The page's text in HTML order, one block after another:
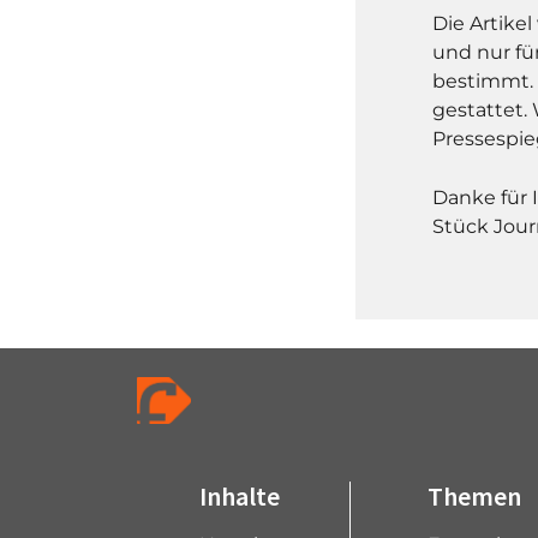
Die
und nur
bestimmt.
gestattet.
Danke für
Stück
Inhalte Themen